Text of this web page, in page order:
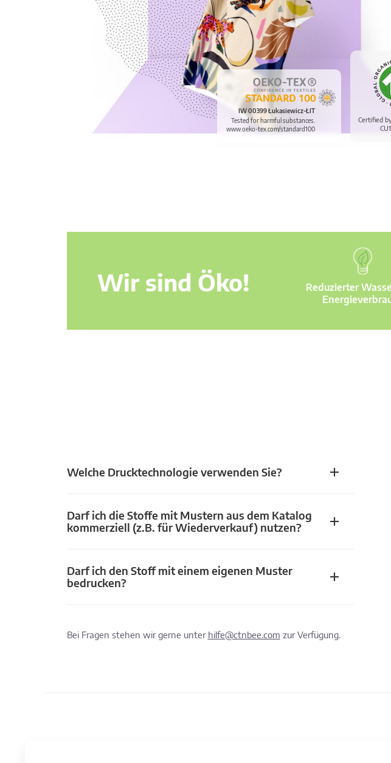
Certified
IW 00399 Łukasiewicz-ŁIT
Tested for harmful substances.
www.oeko-tex.com/standard100
Wir sind Öko!
Reduzierter
Welche Drucktechnologie verwenden Sie?
Darf ich die Stoffe mit Mustern aus dem Katalog
kommerziell (z.B. für Wiederverkauf) nutzen?
Darf ich den Stoff mit einem eigenen Muster
bedrucken?
Bei Fragen stehen wir gerne unter hilfe@ctnbee.com zur Verfügung.